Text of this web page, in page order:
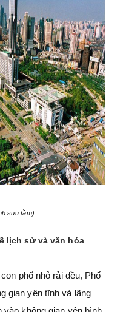
sưu tầm)
lịch sử và văn hóa
phố nhỏ rải đều, Phố
gian yên tĩnh và lãng